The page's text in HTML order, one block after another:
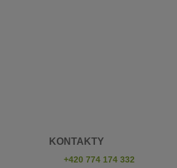
KONTAKTY
+420 774 174 332